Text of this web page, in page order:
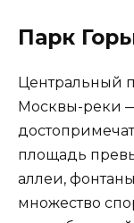
Парк
Центральный
Москвы-реки
площадь
аллеи,
множество